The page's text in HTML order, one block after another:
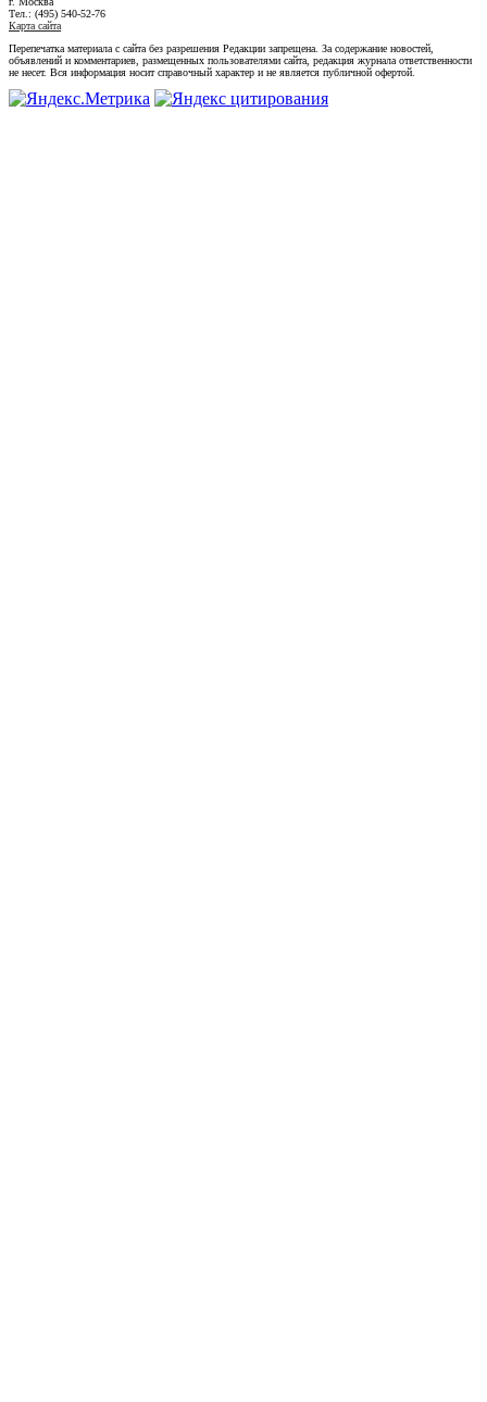
Тел.: (495) 540-52-76
Карта сайта
Перепечатка материала с сайта без разрешения Редакции запрещена. За содержание новостей,
объявлений и комментариев, размещенных пользователями сайта, редакция журнала ответственности
не несет. Вся информация носит справочный характер и не является публичной офертой.